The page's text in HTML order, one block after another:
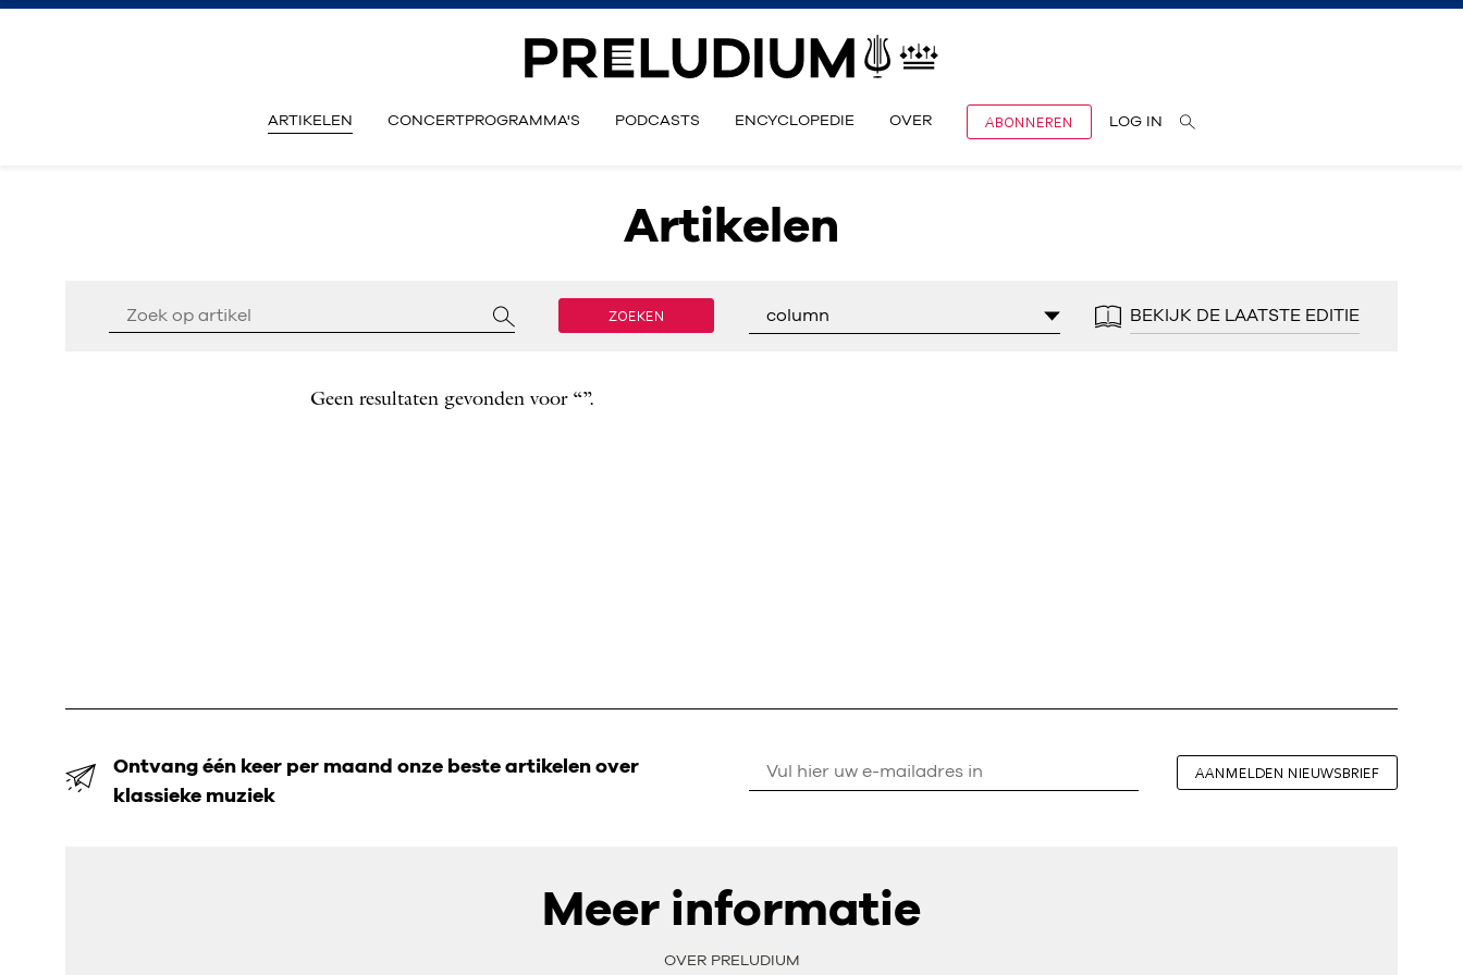
ARTIKELEN CONCERTPROGRAMMA'S PODCASTS ENCYCLOPEDIE OVER ABONNEREN LOG IN
Artikelen
ZOEKEN column BEKIJK DE LAATSTE EDITIE
Geen resultaten gevonden voor “”.
Ontvang één keer per maand onze beste artikelen over
klassieke muziek
AANMELDEN NIEUWSBRIEF
Meer informatie
OVER PRELUDIUM